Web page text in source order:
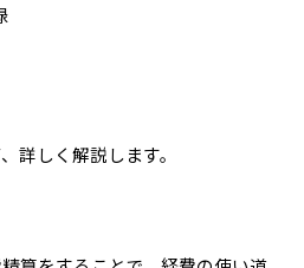
詳しく解説します。